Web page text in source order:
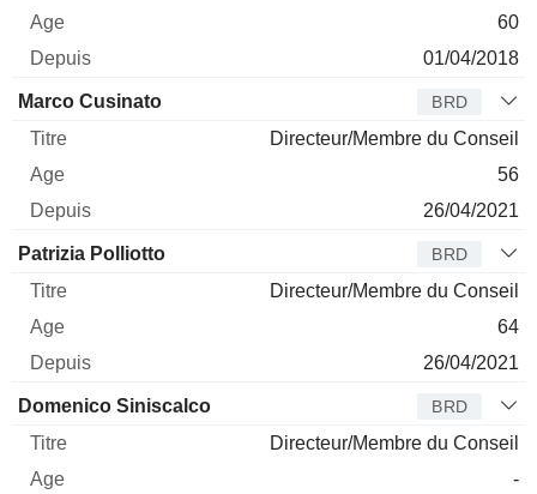
60
01/04/2018
Marco Cusinato BRD
Directeur/Membre du Conseil
56
26/04/2021
Patrizia Polliotto BRD
Directeur/Membre du Conseil
64
26/04/2021
Domenico Siniscalco BRD
Directeur/Membre du Conseil
-